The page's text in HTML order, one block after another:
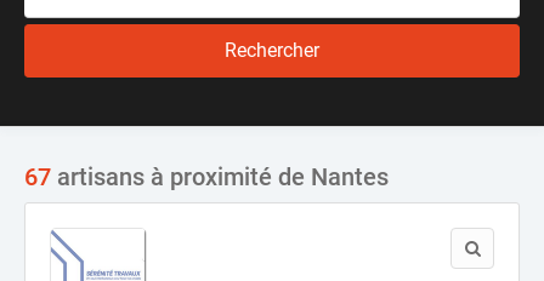
Rechercher
67 artisans à proximité de Nantes